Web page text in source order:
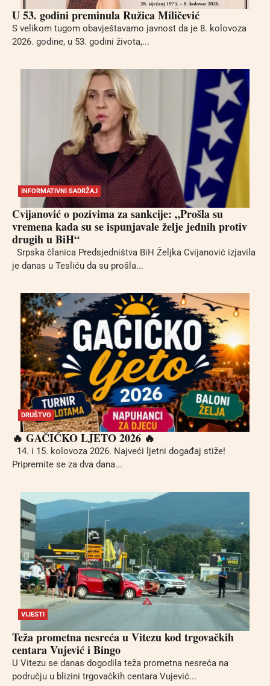
U 53. godini preminula Ružica Miličević
S velikom tugom obavještavamo javnost da je 8. kolovoza
2026. godine, u 53. godini života,...
INFORMATIVNI SADRŽAJ
Cvijanović o pozivima za sankcije: „Prošla su
vremena kada su se ispunjavale želje jednih protiv
drugih u BiH“
Srpska članica Predsjedništva BiH Željka Cvijanović izjavila
je danas u Tesliću da su prošla...
DRUŠTVO
🔥 GAČIĆKO LJETO 2026 🔥
14. i 15. kolovoza 2026. Najveći ljetni događaj stiže!
Pripremite se za dva dana...
VIJESTI
Teža prometna nesreća u Vitezu kod trgovačkih
centara Vujević i Bingo
U Vitezu se danas dogodila teža prometna nesreća na
području u blizini trgovačkih centara Vujević...